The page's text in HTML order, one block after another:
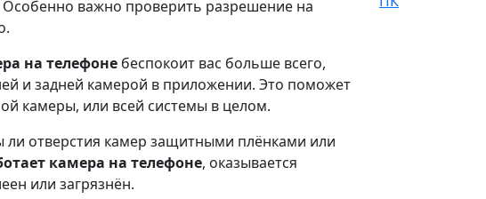
важно проверить разрешение на
на телефоне беспокоит вас больше всего,
и задней камерой в приложении. Это поможет
камеры, или всей системы в целом.
ли отверстия камер защитными плёнками или
камера на телефоне, оказывается
или загрязнён.